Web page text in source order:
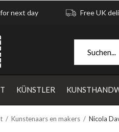
KÜNSTLER
next day Free UK
Kunstenaars en makers Nicola